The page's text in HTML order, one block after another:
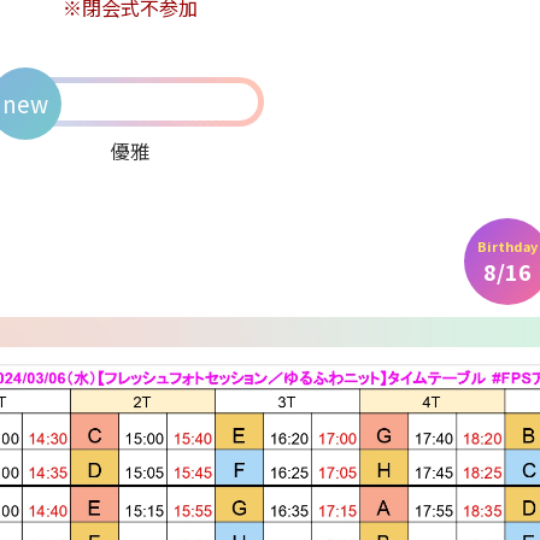
※閉会式不参加
Birthday
8/16
優雅
new